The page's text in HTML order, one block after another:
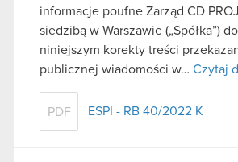
informacje poufne Zarząd CD
siedzibą w Warszawie („Spółka”)
niniejszym korekty treści
publicznej wiadomości w… Czytaj
PDF ESPI - RB 40/2022 K